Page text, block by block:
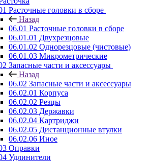
Расточные головки в сборе
Назад
06.01 Расточные головки в сборе
06.01.01 Двухрезцовые
06.01.02 Однорезцовые (чистовые)
06.01.03 Микрометрические
Запасные части и аксессуары
Назад
06.02 Запасные части и аксессуары
06.02.01 Корпуса
06.02.02 Резцы
06.02.03 Державки
06.02.04 Картриджи
06.02.05 Дистанционные втулки
06.02.06 Иное
Оправки
Удлинители